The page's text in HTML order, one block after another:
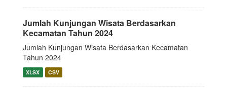
Jumlah Kunjungan Wisata Berdasarkan
Kecamatan Tahun 2024
Jumlah Kunjungan Wisata Berdasarkan Kecamatan
Tahun 2024
XLSX CSV